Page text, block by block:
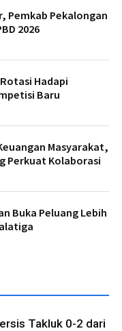
Pemkab Pekalongan
2026
Hadapi
Baru
Masyarakat,
Perkuat Kolaborasi
Buka Peluang Lebih
Takluk 0-2 dari